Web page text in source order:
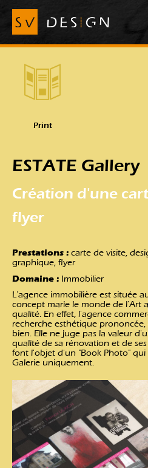
Print
ESTATE Gallery
Création d'une
flyer
Prestations : carte de visite,
graphique, flyer
Domaine : Immobilier
L'agence immobilière est située
concept marie le monde de l'Art
qualité. En effet, l'agence
recherche esthétique
bien. Elle ne juge pas la valeur
qualité de sa rénovation et de
font l'objet d'un "Book Photo" qui
Galerie uniquement.